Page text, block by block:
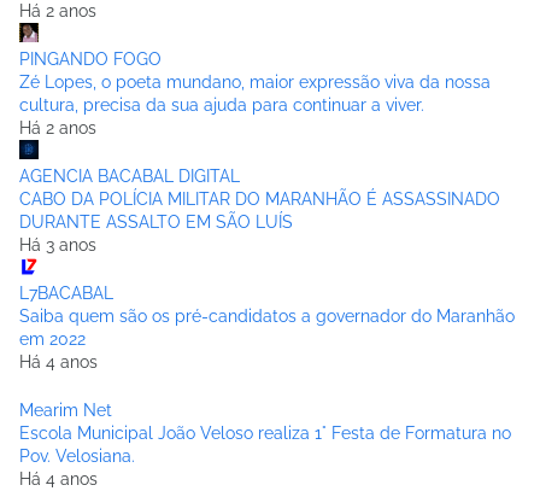
Há 2 anos
PINGANDO FOGO
Zé Lopes, o poeta mundano, maior expressão viva da nossa
cultura, precisa da sua ajuda para continuar a viver.
Há 2 anos
AGENCIA BACABAL DIGITAL
CABO DA POLÍCIA MILITAR DO MARANHÃO É ASSASSINADO
DURANTE ASSALTO EM SÃO LUÍS
Há 3 anos
L7BACABAL
Saiba quem são os pré-candidatos a governador do Maranhão
em 2022
Há 4 anos
Mearim Net
Escola Municipal João Veloso realiza 1° Festa de Formatura no
Pov. Velosiana.
Há 4 anos